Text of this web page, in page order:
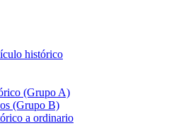
histórico
(Grupo A)
(Grupo B)
a ordinario